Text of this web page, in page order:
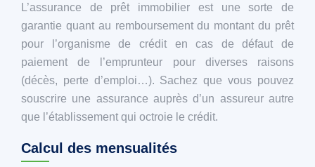
L’assurance de prêt immobilier est une sorte de
garantie quant au remboursement du montant du prêt
pour l’organisme de crédit en cas de défaut de
paiement de l’emprunteur pour diverses raisons
(décès, perte d’emploi…). Sachez que vous pouvez
souscrire une assurance auprès d’un assureur autre
que l’établissement qui octroie le crédit.
Calcul des mensualités